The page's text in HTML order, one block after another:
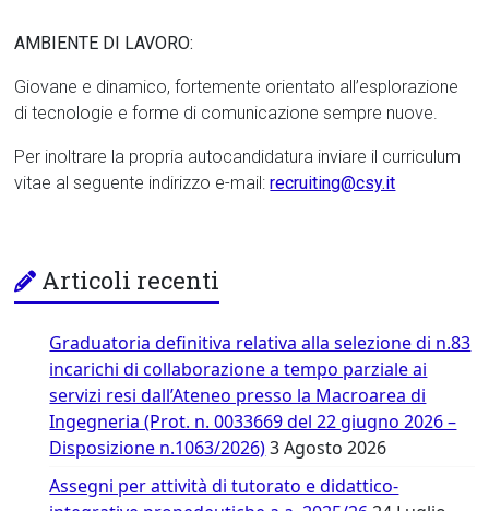
AMBIENTE DI LAVORO:
Giovane e dinamico, fortemente orientato all’esplorazione
di tecnologie e forme di comunicazione sempre nuove.
Per inoltrare la propria autocandidatura inviare il curriculum
vitae al seguente indirizzo e-mail:recruiting@csy.it
Articoli recenti
Graduatoria definitiva relativa alla selezione di n.83
incarichi di collaborazione a tempo parziale ai
servizi resi dall’Ateneo presso la Macroarea di
Ingegneria (Prot. n. 0033669 del 22 giugno 2026 –
Disposizione n.1063/2026) 3 Agosto 2026
Assegni per attività di tutorato e didattico-